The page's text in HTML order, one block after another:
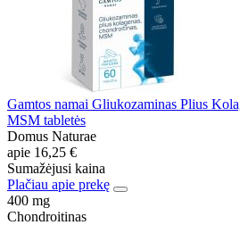
Gamtos namai Gliukozaminas Plius
MSM tabletės
Domus Naturae
apie 16,25 €
Sumažėjusi kaina
Plačiau apie prekę
400 mg
Chondroitinas